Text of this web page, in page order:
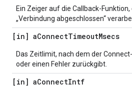
Ein Zeiger auf die Callback-Funktion,
„Verbindung abgeschlossen“
[in] aConnectTimeoutMsecs
Das Zeitlimit, nach dem der
oder einen Fehler zurückgibt.
[in] aConnectIntf